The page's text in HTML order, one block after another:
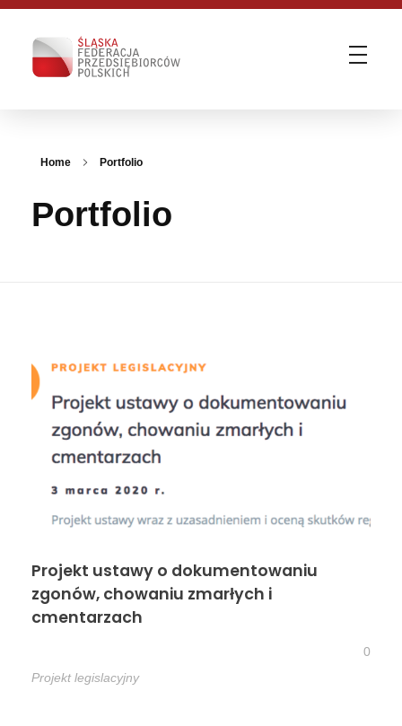
Home Portfolio
Portfolio
Projekt ustawy o dokumentowaniu
zgonów, chowaniu zmarłych i
cmentarzach
0
Projekt legislacyjny